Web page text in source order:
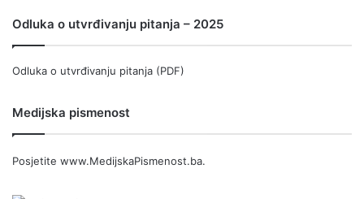
Odluka o utvrđivanju pitanja – 2025
Odluka o utvrđivanju pitanja (PDF)
Medijska pismenost
Posjetite www.MedijskaPismenost.ba.